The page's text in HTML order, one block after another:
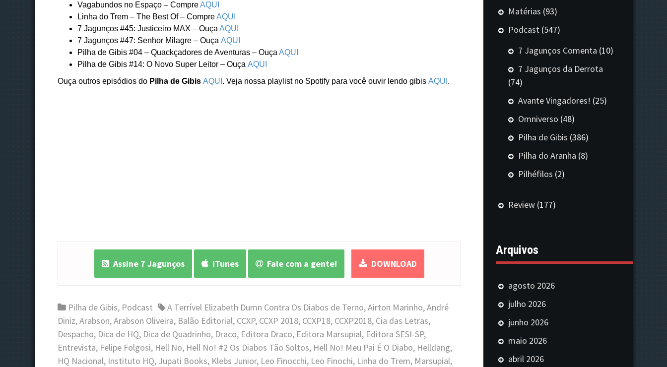
Vagabundos no Espaço – CompreAQUI
Linha do Trem – The Best Of – CompreAQUI
7 Jagunços #45: Justiceiro MAX – Ouça AQUI
7 Jagunços #47: Senhor Milagre – Ouça AQUI
Pilha de Gibis #04 – Quackçadores de Aventuras – Ouça AQUI
Pilha de Gibis #14: O Novo Super Leitor – Ouça AQUI
Ouça outros episódios do Pilha de Gibis AQUI . Veja nossa playlist no Spotify para você ouvir lendo gibis AQUI .
Assine 7 Jagunços iTunes Fale com a gente! DOWNLOAD
Pilha de Gibis, Podcast A Terrível Elizabeth Dumn Contra Os Diabos de Terno,Airton Marinho,André
Diniz,Arabson,Arabson Oliveira, Balão Editorial, CCXP, CCXP 2018, CCXP18, CCXP2018, Cia das Letras,
Despacho, Dica de HQ, Dica de Quadrinho, Draco, Editora Draco, Editora Marsupial, Editora SESI-SP,
Entrevista, Felipe Folgosi, Hell No, Hell No! #2 Os Diabos Tão Soltos, Hell No! Meu Pai É O Diabo, Helldang,
HQ Nacional, Instituto HQ, Jupati Books, Klebs Junior, Leo Finocchi, Leo Finochi, Linha do Trem, Marsupial,
Matérias (93)
Podcast (547)
7 Jagunços Comenta (10)
7 Jagunços da Derrota
(74)
Avante Vingadores! (25)
Omniverso (48)
Pilha de Gibis (386)
Pilha do Aranha (8)
Pilhéfilos (2)
Review (177)
Arquivos
agosto 2026
julho 2026
junho 2026
maio 2026
abril 2026